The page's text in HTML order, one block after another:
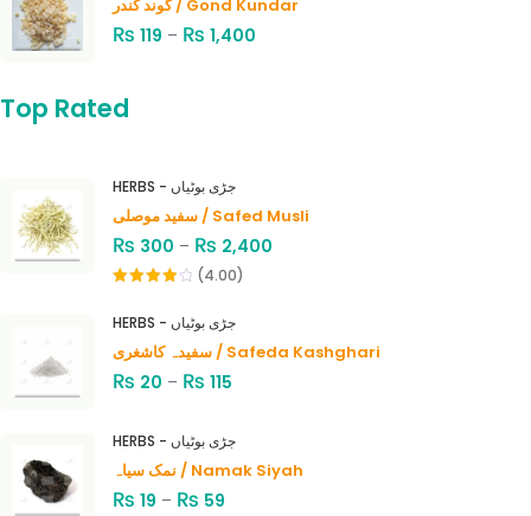
گوند کندر / Gond Kundar
₨ 119 – ₨ 1,400
Top Rated
HERBS - جڑی بوٹیاں
سفید موصلی / Safed Musli
₨ 300 – ₨ 2,400
of 5
(4.00)
HERBS - جڑی بوٹیاں
سفیدہ کاشغری / Safeda Kashghari
₨ 20 – ₨ 115
HERBS - جڑی بوٹیاں
نمک سیاہ / Namak Siyah
₨ 19 – ₨ 59